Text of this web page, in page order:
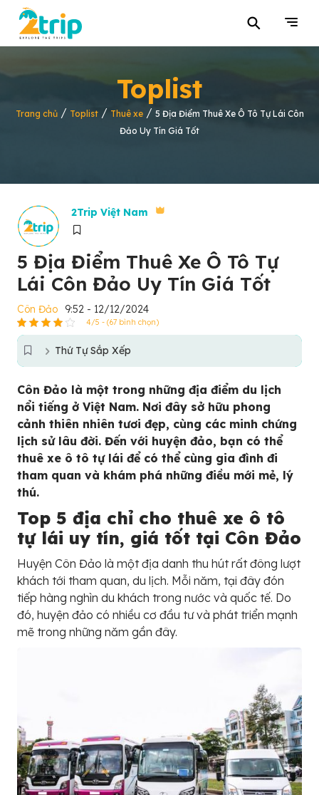
⚲
Toplist
Trang chủ/ Toplist/ Thuê xe/ 5 Địa Điểm Thuê Xe Ô Tô Tự Lái Côn
Đảo Uy Tín Giá Tốt
2Trip Việt Nam
5 Địa Điểm Thuê Xe Ô Tô Tự
Lái Côn Đảo Uy Tín Giá Tốt
Côn Đảo 9:52 - 12/12/2024
4/5 - (67 bình chọn)
Thứ Tự Sắp Xếp
Côn Đảo là một trong những địa điểm du lịch
nổi tiếng ở Việt Nam. Nơi đây sở hữu phong
cảnh thiên nhiên tươi đẹp, cùng các minh chứng
lịch sử lâu đời. Đến với huyện đảo, bạn có thể
thuê xe ô tô tự lái để có thể cùng gia đình đi
tham quan và khám phá những điều mới mẻ, lý
thú.
Top 5 địa chỉ cho thuê xe ô tô
tự lái uy tín, giá tốt tại Côn Đảo
Huyện Côn Đảo là một địa danh thu hút rất đông lượt
khách tới tham quan, du lịch. Mỗi năm, tại đây đón
tiếp hàng nghìn du khách trong nước và quốc tế. Do
đó, huyện đảo có nhiều cơ đầu tư và phát triển mạnh
mẽ trong những năm gần đây.